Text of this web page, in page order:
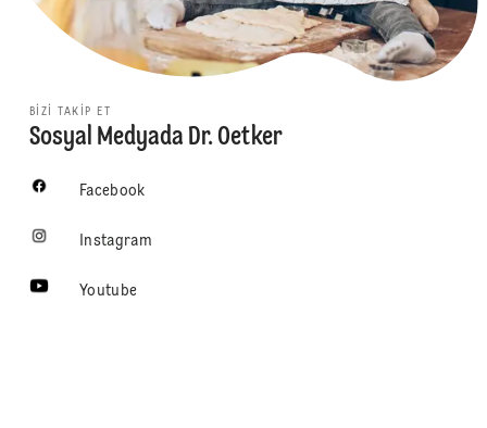
BIZI TAKIP ET
Sosyal Medyada Dr. Oetker
Facebook
Instagram
Youtube